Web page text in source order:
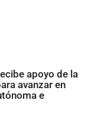
apoyo de la
avanzar en
e